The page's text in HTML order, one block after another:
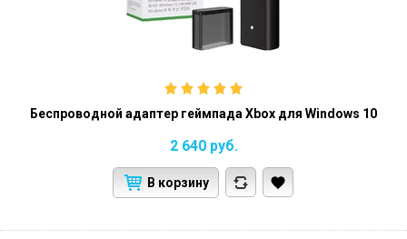
Беспроводной адаптер геймпада Xbox для Windows 10
2 640 руб.
В корзину